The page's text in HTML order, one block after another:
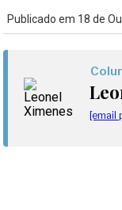
Publicado em 18 de
[email